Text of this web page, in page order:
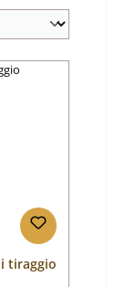
tiraggio